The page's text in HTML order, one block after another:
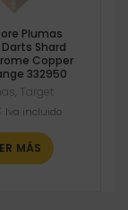
Plumas
Shard
Copper
332950
Target
Iva incluido
MÁS